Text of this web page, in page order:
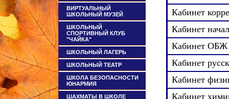
ВИРТУАЛЬНЫЙ
ШКОЛЬНЫЙ МУЗЕЙ
ШКОЛЬНЫЙ
СПОРТИВНЫЙ КЛУБ
"ЧАЙКА"
ШКОЛЬНЫЙ ЛАГЕРЬ
ШКОЛЬНЫЙ ТЕАТР
ШКОЛА БЕЗОПАСНОСТИ
ЮНАРМИЯ
ШАХМАТЫ В ШКОЛЕ
Кабинет
Кабинет
Кабинет ОБЖ
Кабинет
Кабинет
Кабинет